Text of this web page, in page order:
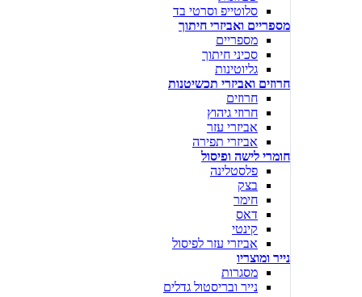
סלוטייפ וסרטי בד
מספריים ואביזרי חיתוך
מספריים
סכיני חיתוך
גליוטינות
חרוזים ואביזרי תכשיטנות
חרוזים
חרוזי גיהוץ
אביזרי עזר
אביזרי תפירה
חומרי לישה ופיסול
פלסטלינה
בצק
חימר
דאס
קינטי
אביזרי עזר לפיסול
נייר ומוצריו
מסגרות
נייר ובריסטול גדלים